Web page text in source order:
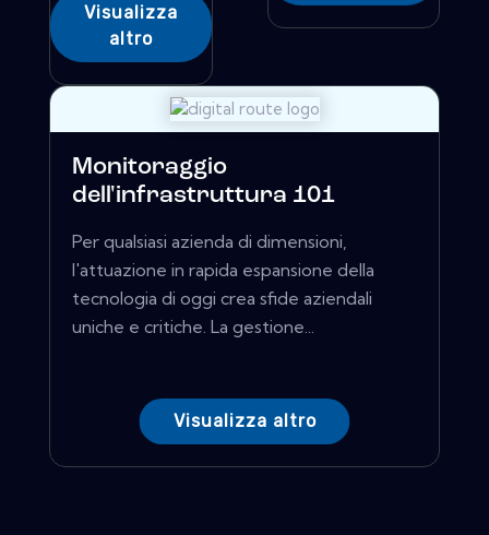
Visualizza
altro
Monitoraggio
dell'infrastruttura 101
Per qualsiasi azienda di dimensioni,
l'attuazione in rapida espansione della
tecnologia di oggi crea sfide aziendali
uniche e critiche. La gestione...
Visualizza altro